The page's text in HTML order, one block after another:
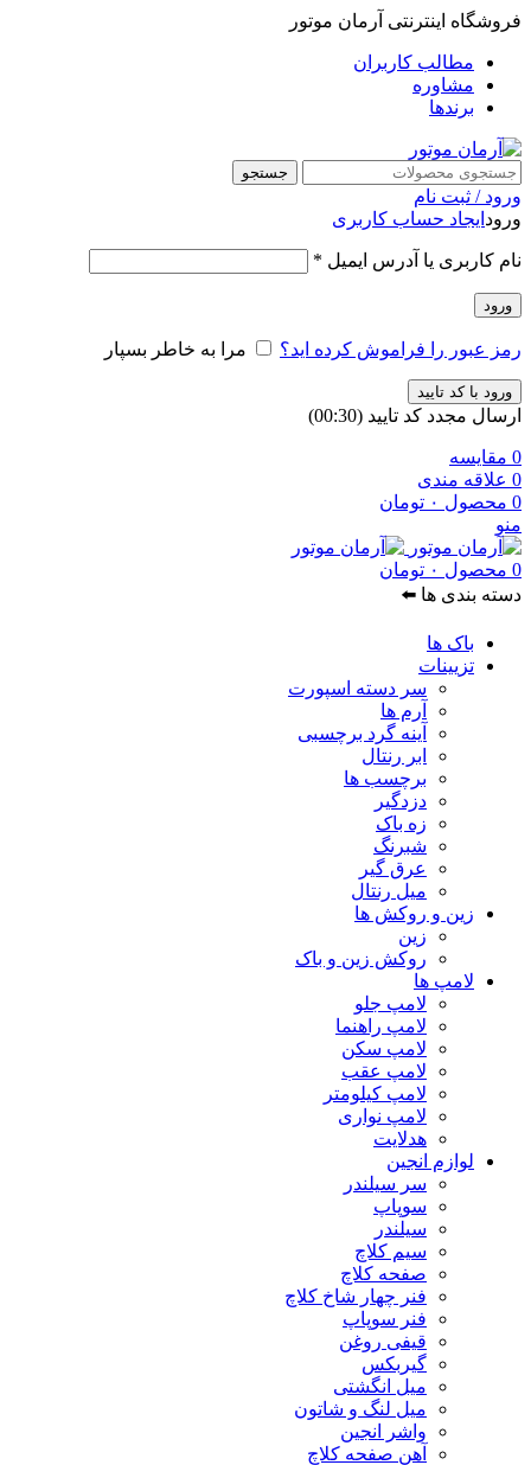
فروشگاه اینترنتی آرمان موتور
مطالب کاربران
مشاوره
برندها
جستجو
ورود / ثبت نام
ورود ایجاد حساب کاربری
نام کاربری یا آدرس ایمیل *
ورود
رمز عبور را فراموش کرده اید؟ مرا به خاطر بسپار
ورود با کد تایید
ارسال مجدد کد تایید (00:
30
)
0 مقایسه
0 علاقه مندی
0 محصول ۰ تومان
منو
0 محصول ۰ تومان
دسته بندی ها ⬅️
باک ها
تزیینات
سر دسته اسپورت
آرم ها
آینه گرد برچسبی
ابر رنتال
برچسب ها
دزدگیر
زه باک
شبرنگ
عرق گیر
میل رنتال
زین و روکش ها
زین
روکش زین و باک
لامپ ها
لامپ جلو
لامپ راهنما
لامپ سکن
لامپ عقب
لامپ کیلومتر
لامپ نواری
هدلایت
لوازم انجین
سر سیلندر
سوپاپ
سیلندر
سیم کلاچ
صفحه کلاچ
فنر چهار شاخ کلاچ
فنر سوپاپ
قیفی روغن
گیربکس
میل انگشتی
میل لنگ و شاتون
واشر انجین
آهن صفحه کلاچ